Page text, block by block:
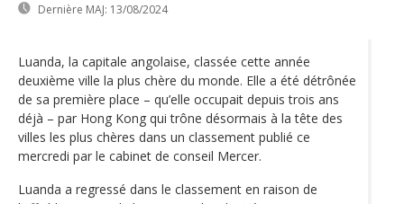
Dernière MAJ: 13/08/2024
Luanda, la capitale angolaise, classée cette année
deuxième ville la plus chère du monde. Elle a été détrônée
de sa première place – qu’elle occupait depuis trois ans
déjà – par Hong Kong qui trône désormais à la tête des
villes les plus chères dans un classement publié ce
mercredi par le cabinet de conseil Mercer.
Luanda a regressé dans le classement en raison de